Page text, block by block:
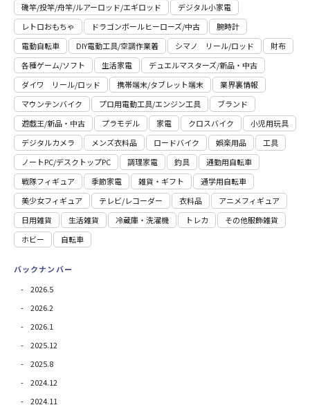
磯竿/投竿/舟竿/ルアーロッド/エギロッド
デジタル小家電
レトロおもちゃ
ドラゴンボールヒーローズ/中古
腕時計
電動自転車
DIY電動工具/空調作業着 シマノ リール/ロッド
財布
各種ゲーム/ソフト
生活家電
デュエルマスターズ/新品・中古
ダイワ リール/ロッド
携帯端末/タブレット端末
業界裏情報
マウンテンバイク
プロ用電動⼯具/エンジン⼯具
ブランド
遊戯王/新品・中古
プラモデル 家電 クロスバイク
小児用玩具
デジタルカメラ
メンズ衣料品 ロードバイク 娯楽用品
工具
ノートPC/デスクトップPC
調理家電 釣具
通勤用自転車
戦隊フィギュア
季節家電 雑貨・ギフト
通学用自転車
美少女フィギュア
テレビ/レコーダー 衣料品
アニメフィギュア
日用雑貨
⽣活雑貨 冷蔵庫・洗濯機 トレカ
その他服飾雑貨
ホビー
自転車
バックナンバー
2026.5
2026.2
2026.1
2025.12
2025.8
2024.12
2024.11